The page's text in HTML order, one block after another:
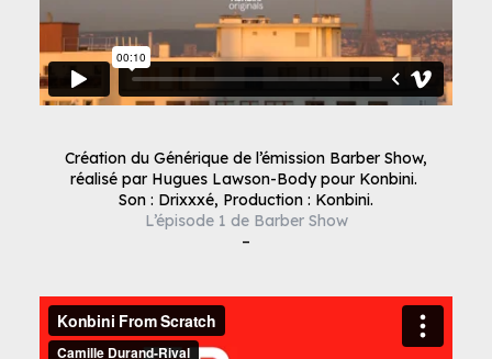
Création du Générique de l’émission Barber Show,
réalisé par Hugues Lawson-Body pour Konbini.
Son : Drixxxé, Production : Konbini.
L’épisode 1 de Barber Show
–